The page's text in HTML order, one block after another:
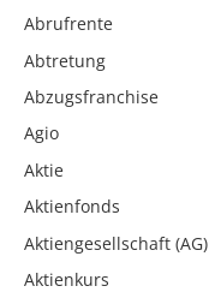
Abrufrente
Abtretung
Abzugsfranchise
Agio
Aktie
Aktienfonds
Aktiengesellschaft (AG)
Aktienkurs